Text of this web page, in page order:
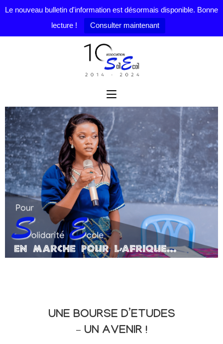
Le nouveau bulletin d'information est désormais disponible. Bonne
lecture !
Consulter maintenant
UNE BOURSE D’ETUDES
– UN AVENIR !